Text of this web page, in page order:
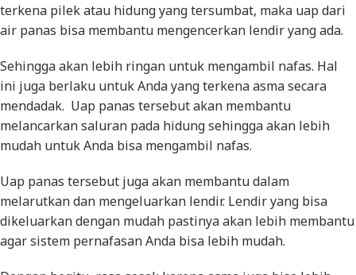
terkena pilek atau hidung yang tersumbat, maka uap dari
air panas bisa membantu mengencerkan lendir yang ada.
Sehingga akan lebih ringan untuk mengambil nafas. Hal
ini juga berlaku untuk Anda yang terkena asma secara
mendadak. Uap panas tersebut akan membantu
melancarkan saluran pada hidung sehingga akan lebih
mudah untuk Anda bisa mengambil nafas.
Uap panas tersebut juga akan membantu dalam
melarutkan dan mengeluarkan lendir. Lendir yang bisa
dikeluarkan dengan mudah pastinya akan lebih membantu
agar sistem pernafasan Anda bisa lebih mudah.